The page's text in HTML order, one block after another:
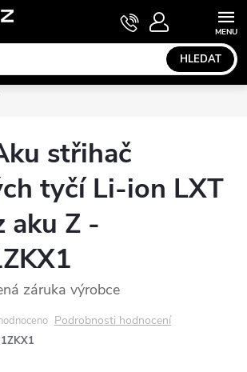
HLEDAT
NÁKUPNÍ
KOŠÍK
střihač
tyčí Li-ion LXT
aku Z -
záruka výrobce
Podrobnosti hodnocení